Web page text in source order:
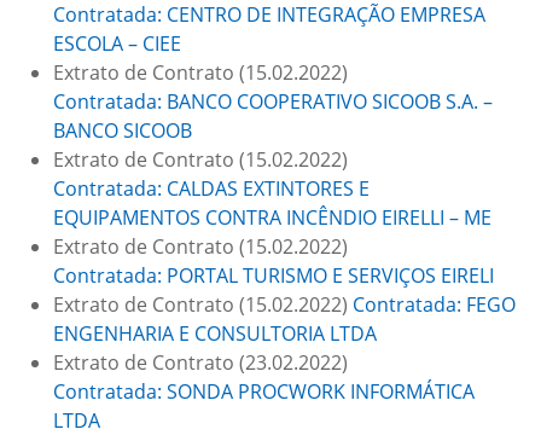
Contratada: CENTRO DE INTEGRAÇÃO EMPRESA
ESCOLA – CIEE
Extrato de Contrato (15.02.2022)
Contratada: BANCO COOPERATIVO SICOOB S.A. –
BANCO SICOOB
Extrato de Contrato (15.02.2022)
Contratada: CALDAS EXTINTORES E
EQUIPAMENTOS CONTRA INCÊNDIO EIRELLI – ME
Extrato de Contrato (15.02.2022)
Contratada: PORTAL TURISMO E SERVIÇOS EIRELI
Extrato de Contrato (15.02.2022) Contratada: FEGO
ENGENHARIA E CONSULTORIA LTDA
Extrato de Contrato (23.02.2022)
Contratada: SONDA PROCWORK INFORMÁTICA
LTDA